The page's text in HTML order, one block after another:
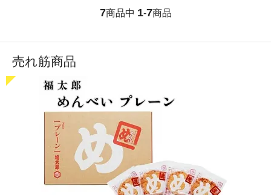
7商品中 1-7商品
売れ筋商品